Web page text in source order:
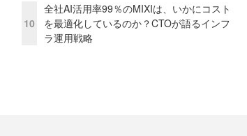
10
全社AI活用率99％のMIXIは、いかにコスト
を最適化しているのか？CTOが語るインフ
ラ運用戦略